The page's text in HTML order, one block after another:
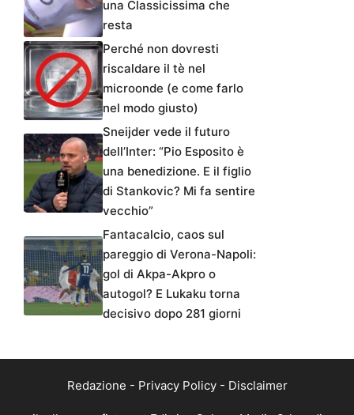
una Classicissima che
resta
Perché non dovresti
riscaldare il tè nel
microonde (e come farlo
nel modo giusto)
Sneijder vede il futuro
dell’Inter: “Pio Esposito è
una benedizione. E il figlio
di Stankovic? Mi fa sentire
vecchio”
Fantacalcio, caos sul
pareggio di Verona-Napoli:
gol di Akpa-Akpro o
autogol? E Lukaku torna
decisivo dopo 281 giorni
Redazione - Privacy Policy- Disclaimer